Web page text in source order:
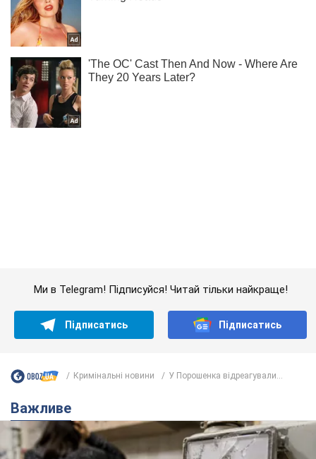
Жінці нарахували 729 тис. грн боргу за газ через